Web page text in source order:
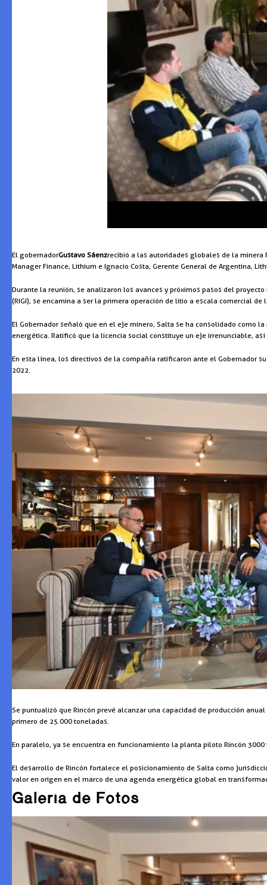
El gobernadorGustavo Sáenzrecibió a las autoridades globales de la minera
Manager Finance, Lithium e Ignacio Costa, Gerente General de Argentina,
Durante la reunión, se analizaron los avances y próximos pasos del
(RIGI), se encamina a ser la primera operación de litio a escala comercial de
El Gobernador señaló que en el eje minero, Salta se ha consolidado como
energética. Ratificó que la licencia social constituye un eje irrenunciable,
En esta línea, los directivos de la compañía ratificaron ante el Gobernador
2022.
Se puntualizó que Rincón prevé alcanzar una capacidad de producción
primero de 25.000 toneladas.
En paralelo, ya se encuentra en funcionamiento la planta piloto Rincón
El desarrollo de Rincón fortalece el posicionamiento de Salta como
valor en origen en el marco de una agenda energética global en
Galería de Fotos